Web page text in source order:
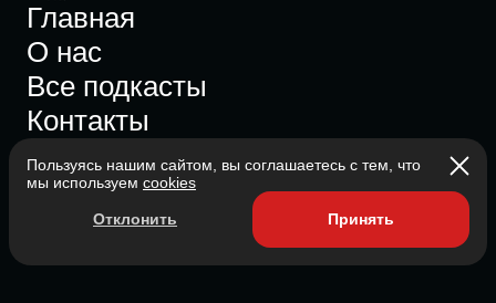
Главная
О нас
Все подкасты
Контакты
Состоит в ассоциации с 2023
Пользуясь нашим сайтом, вы соглашаетесь с тем, что
мы используем cookies
Отклонить Принять